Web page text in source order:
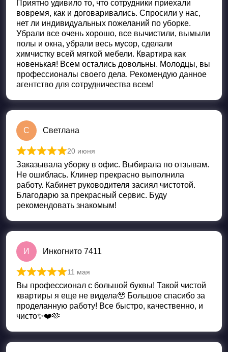
Приятно удивило то, что сотрудники приехали
вовремя, как и договаривались. Спросили у нас,
нет ли индивидуальных пожеланий по уборке.
Убрали все очень хорошо, все вычистили, вымыли
полы и окна, убрали весь мусор, сделали
химчистку всей мягкой мебели. Квартира как
новенькая! Всем остались довольны. Молодцы, вы
профессионалы своего дела. Рекомендую данное
агентство для сотрудничества всем!
С Светлана
Оценка
20 июня
Заказывала уборку в офис. Выбирала по отзывам.
Не ошиблась. Клинер прекрасно выполнила
работу. Кабинет руководителя засиял чистотой.
Благодарю за прекрасный сервис. Буду
рекомендовать знакомым!
И Инкогнито 7411
Оценка
11 мая
Вы профессионал с большой буквы! Такой чистой
квартиры я еще не видела🥹 Большое спасибо за
проделанную работу! Все быстро, качественно, и
чисто✨❤️🫶